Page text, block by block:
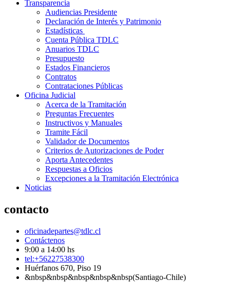
Transparencia
Audiencias Presidente
Declaración de Interés y Patrimonio
Estadísticas
Cuenta Pública TDLC
Anuarios TDLC
Presupuesto
Estados Financieros
Contratos
Contrataciones Públicas
Oficina Judicial
Acerca de la Tramitación
Preguntas Frecuentes
Instructivos y Manuales
Tramite Fácil
Validador de Documentos
Criterios de Autorizaciones de Poder
Aporta Antecedentes
Respuestas a Oficios
Excepciones a la Tramitación Electrónica
Noticias
contacto
oficinadepartes@tdlc.cl
Contáctenos
9:00 a 14:00 hs
tel:+56227538300
Huérfanos 670, Piso 19
&nbsp&nbsp&nbsp&nbsp&nbsp(Santiago-Chile)